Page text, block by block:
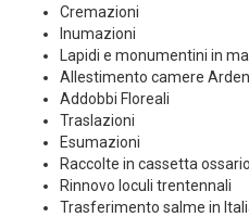
Cremazioni
Inumazioni
Lapidi e monumentini in
Allestimento camere
Addobbi Floreali
Traslazioni
Esumazioni
Raccolte in cassetta ossario
Rinnovo loculi trentennali
Trasferimento salme in